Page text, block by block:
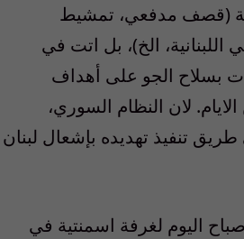
(قصف مدفعي، تمشيط
الخ)، بل اتت في
بسلاح الجو على أهداف
لان النظام السوري،
تنفيذ تهديده بإشعال لبنان
اليوم لغرفة اسمنتية في